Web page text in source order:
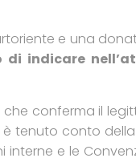
e una
indicare
conferma il
tenuto conto
e le